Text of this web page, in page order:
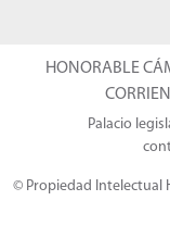
HONORABLE
Palacio
© Propiedad Intelectual